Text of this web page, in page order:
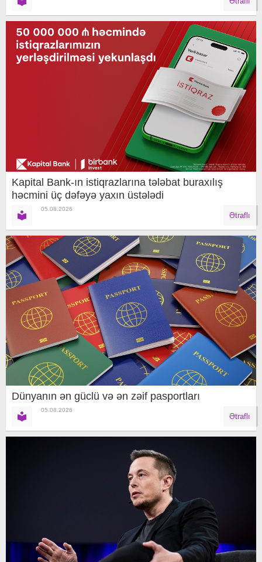
Kapital Bank-ın istiqrazlarına tələbat buraxılış
həcmini üç dəfəyə yaxın üstələdi
05.08.2026
Ətraflı
Dünyanın ən güclü və ən zəif pasportları
05.08.2026
Ətraflı